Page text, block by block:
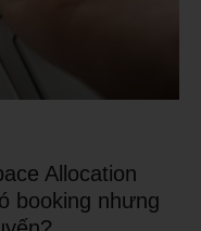
Allocation
booking nhưng